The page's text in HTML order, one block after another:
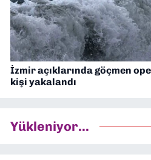
İzmir açıklarında göçmen
kişi yakalandı
Yükleniyor...